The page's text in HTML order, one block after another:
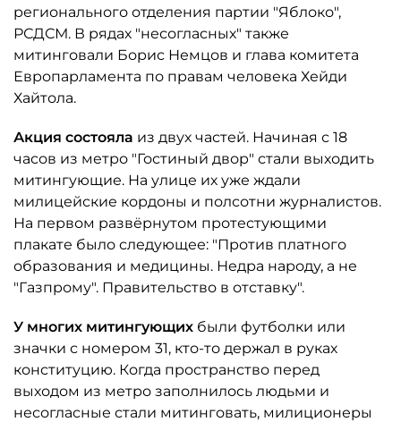
регионального отделения партии "Яблоко",
РСДСМ. В рядах "несогласных" также
митинговали Борис Немцов и глава комитета
Европарламента по правам человека Хейди
Хайтола.
Акция состояла из двух частей. Начиная с 18
часов из метро "Гостиный двор" стали выходить
митингующие. На улице их уже ждали
милицейские кордоны и полсотни журналистов.
На первом развёрнутом протестующими
плакате было следующее: "Против платного
образования и медицины. Недра народу, а не
"Газпрому". Правительство в отставку".
У многих митингующих были футболки или
значки с номером 31, кто-то держал в руках
конституцию. Когда пространство перед
выходом из метро заполнилось людьми и
несогласные стали митинговать, милиционеры